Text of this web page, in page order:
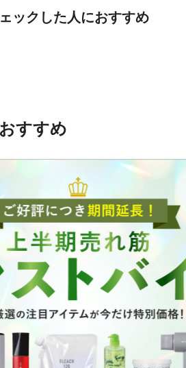
ックした人におすすめ
おすすめ